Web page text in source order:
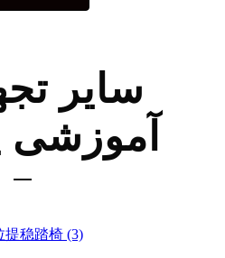
سایر
آموزشی